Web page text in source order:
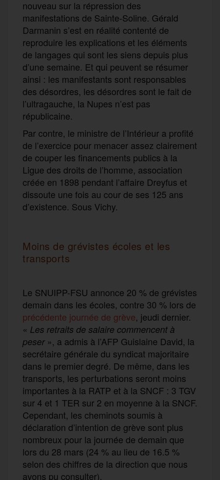
nouveau sur la répression des
manifestations de Sainte-Soline. Gérald
Darmanin s’est en réalité contenté de
reproduire les explications et les éléments
de langages qui sont les siens depuis plus
d’une semaine. Et qui peuvent se résumer
ainsi : les manifestants sont responsables
des désordres, les désordres sont le fait de
l’ultragauche, la Nupes n’est pas
républicaine.
Par contre, le ministre de l’Intérieur a profité
de l’exercice pour menacer assez clairement
de couper les financements publics à la
Ligue des droits de l’homme, association
créée en 1898 pendant l’affaire Dreyfus et
dissoute une fois au cour de ses 125 ans
d’existence. Sous Vichy.
Moins de grévistes écoles et les
transports
Le SNUIPP-FSU annonce 20 % de grévistes
demain dans les écoles, contre 30 % lors de
précédente journée de grève, jeudi dernier.
« Les retraits de salaire commencent à
peser », a admis à l’AFP Guislaine David, la
secrétaire générale du syndicat majoritaire
dans le premier degré. De même, dans les
transports, les perturbations seront moins
importantes à la RATP et à la SNCF : 3 TGV
sur 4 et 1 TER sur 2 en moyenne à la SNCF.
Cependant, les cheminots soumis à
déclaration d’intention de grève sont plus
nombreux pour la journée de demain que
lors du 28 mars (24 % au lieu de 16.5 %
selon des chiffres de la direction que nous
avons pu consulter).